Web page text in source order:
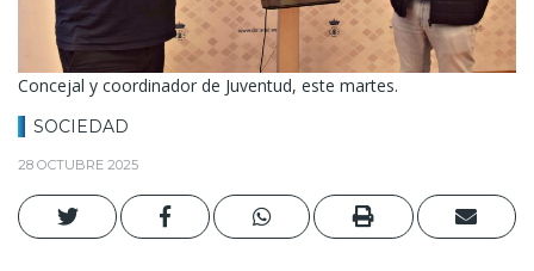
Concejal y coordinador de Juventud, este martes.
SOCIEDAD
28 OCTUBRE 2025